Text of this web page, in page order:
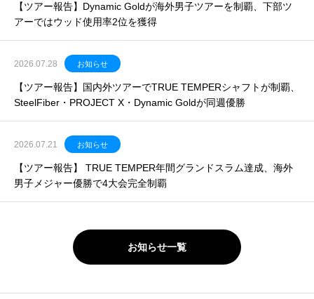
【ツアー報告】Dynamic Goldが海外男子ツアーを制覇、下部ツ
アーではウッド使用率2位を獲得
2026.07.28 お知らせ
【ツアー報告】国内外ツアーでTRUE TEMPERシャフトが制覇、
SteelFiber・PROJECT X・Dynamic Goldが同週優勝
2026.07.21 お知らせ
【ツアー報告】 TRUE TEMPER年間グランドスラム達成、海外
男子メジャー優勝で4大会完全制覇
お知らせ一覧